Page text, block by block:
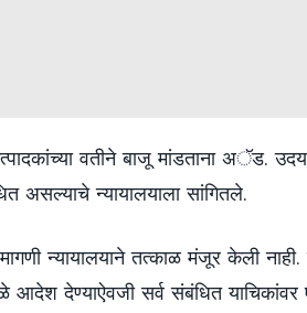
वतीने बाजू मांडताना अॅड.
असल्याचे न्यायालयाला सांगितले.
न्यायालयाने तत्काळ मंजूर केली नाही.
आदेश देण्याऐवजी सर्व संबंधित